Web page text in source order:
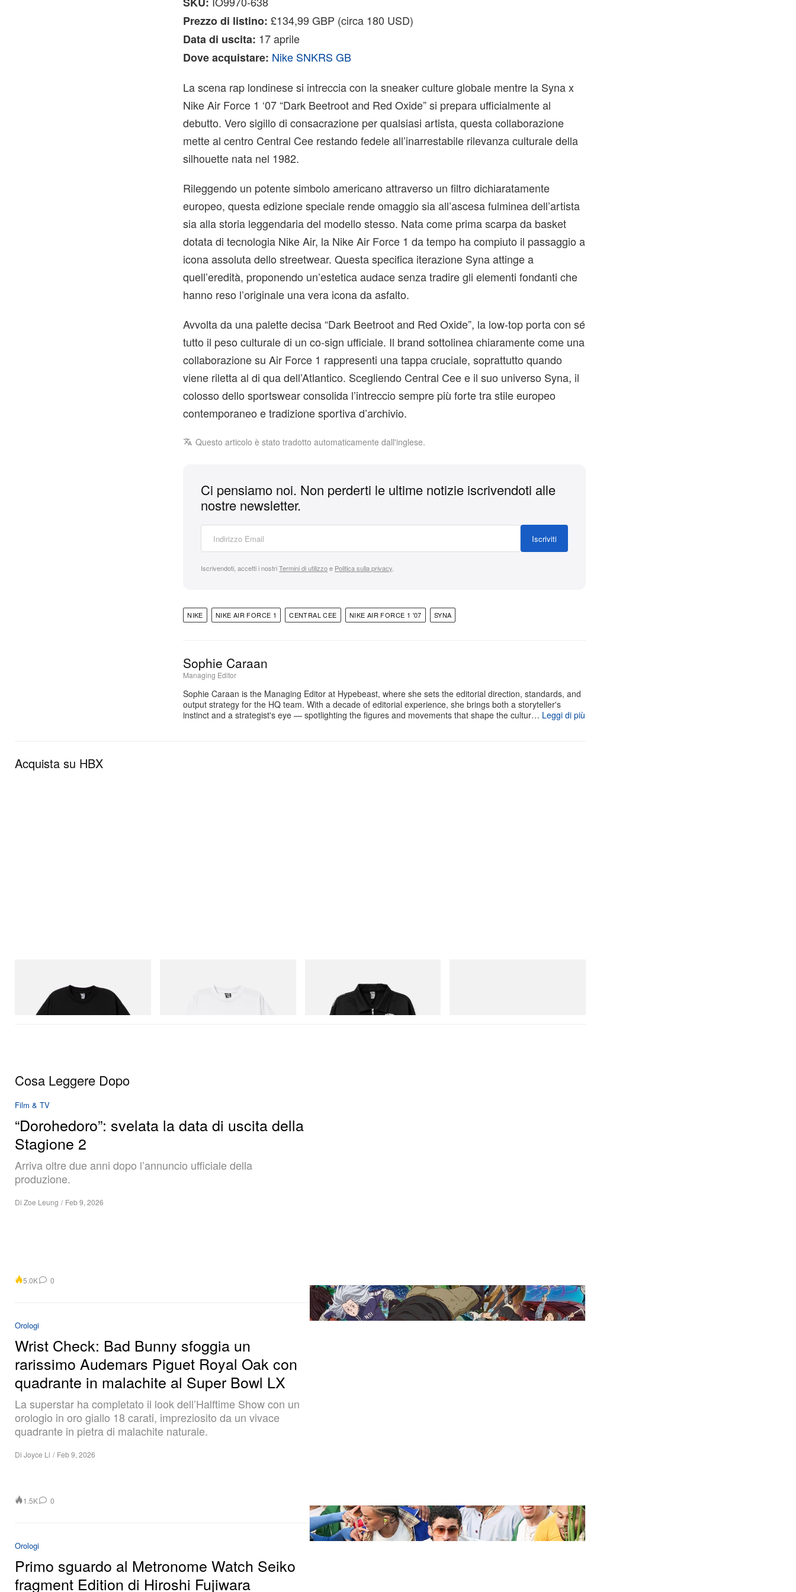
Prezzo di listino: £134,99 GBP (circa 180 USD)
Data di uscita: 17 aprile
Dove acquistare: Nike SNKRS GB
La scena rap londinese si intreccia con la sneaker culture globale mentre la Syna x
Nike Air Force 1 ‘07 “Dark Beetroot and Red Oxide” si prepara ufficialmente al
debutto. Vero sigillo di consacrazione per qualsiasi artista, questa collaborazione
mette al centro Central Cee restando fedele all’inarrestabile rilevanza culturale della
silhouette nata nel 1982.
Rileggendo un potente simbolo americano attraverso un filtro dichiaratamente
europeo, questa edizione speciale rende omaggio sia all’ascesa fulminea dell’artista
sia alla storia leggendaria del modello stesso. Nata come prima scarpa da basket
dotata di tecnologia Nike Air, la Nike Air Force 1 da tempo ha compiuto il passaggio a
icona assoluta dello streetwear. Questa specifica iterazione Syna attinge a
quell’eredità, proponendo un’estetica audace senza tradire gli elementi fondanti che
hanno reso l’originale una vera icona da asfalto.
Avvolta da una palette decisa “Dark Beetroot and Red Oxide”, la low-top porta con sé
tutto il peso culturale di un co-sign ufficiale. Il brand sottolinea chiaramente come una
collaborazione su Air Force 1 rappresenti una tappa cruciale, soprattutto quando
viene riletta al di qua dell’Atlantico. Scegliendo Central Cee e il suo universo Syna, il
colosso dello sportswear consolida l’intreccio sempre più forte tra stile europeo
contemporaneo e tradizione sportiva d’archivio.
Questo articolo è stato tradotto automaticamente dall'inglese.
Ci pensiamo noi. Non perderti le ultime notizie iscrivendoti alle
nostre newsletter.
Iscriviti
Iscrivendoti, accetti i nostriTermini di utilizzoe Politica sulla privacy
NIKE NIKE AIR FORCE 1 CENTRAL CEE NIKE AIR FORCE 1 '07 SYNA
Sophie Caraan
Managing Editor
Sophie Caraan is the Managing Editor at Hypebeast, where she sets the editorial direction, standards, and
output strategy for the HQ team. With a decade of editorial experience, she brings both a storyteller's
instinct and a strategist's eye — spotlighting the figures and movements that shape the cultur… Leggi di più
Acquista su HBX
Billionaire Boys Club X Initial D Cotton T-
Acquista ora
Billionaire Boys Club X Initial D Cotton T-
Billionaire Boys Club X Initial D Cotton
Acquista ora
Cosa Leggere Dopo
Film & TV
“Dorohedoro”: svelata la data di uscita della
Stagione 2
Arriva oltre due anni dopo l’annuncio ufficiale della
produzione.
Di Zoe Leung / Feb 9, 2026
5.0K 0
Orologi
Wrist Check: Bad Bunny sfoggia un
rarissimo Audemars Piguet Royal Oak con
quadrante in malachite al Super Bowl LX
La superstar ha completato il look dell’Halftime Show con un
orologio in oro giallo 18 carati, impreziosito da un vivace
quadrante in pietra di malachite naturale.
Di Joyce Li / Feb 9, 2026
1.5K 0
Orologi
Primo sguardo al Metronome Watch Seiko
fragment Edition di Hiroshi Fujiwara